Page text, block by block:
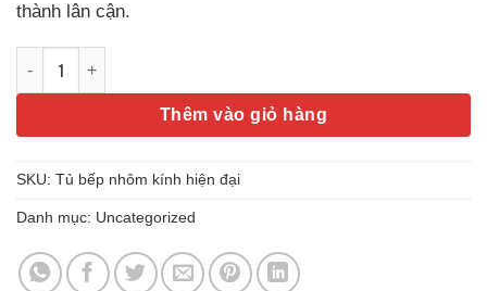
thành lân cận.
Tủ bếp nhôm kính hiện đại số lượng
Thêm vào giỏ hàng
SKU: Tủ bếp nhôm kính hiện đại
Danh mục: Uncategorized